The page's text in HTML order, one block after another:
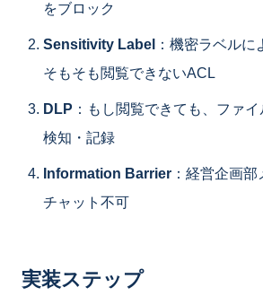
をブロック
Sensitivity Label
：機密ラベル
そもそも閲覧できないACL
DLP ：もし閲覧できても、ファ
検知・記録
Information Barrier ：経営企画
チャット不可
実装ステップ